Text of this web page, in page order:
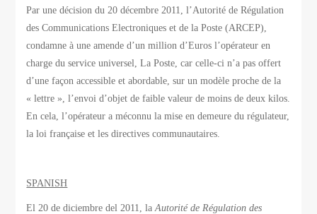
Par une décision du 20 décembre 2011, l’Autorité de Régulation
des Communications Electroniques et de la Poste (ARCEP),
condamne à une amende d’un million d’Euros l’opérateur en
charge du service universel, La Poste, car celle-ci n’a pas offert
d’une façon accessible et abordable, sur un modèle proche de la
« lettre », l’envoi d’objet de faible valeur de moins de deux kilos.
En cela, l’opérateur a méconnu la mise en demeure du régulateur,
la loi française et les directives communautaires.
SPANISH
El 20 de diciembre del 2011, laAutorité de Régulation des